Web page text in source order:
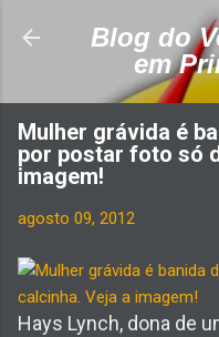
Pular para
Blog do
em
Mulher grávida é
por postar foto só
imagem!
agosto 09, 2012
Hays Lynch, dona de